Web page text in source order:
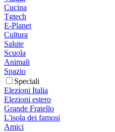
Cucina
Tgtech
E-Planet
Cultura
Salute
Scuola
Animali
Spazio
Speciali
Elezioni Italia
Elezioni estero
Grande Fratello
L'isola dei famosi
Amici